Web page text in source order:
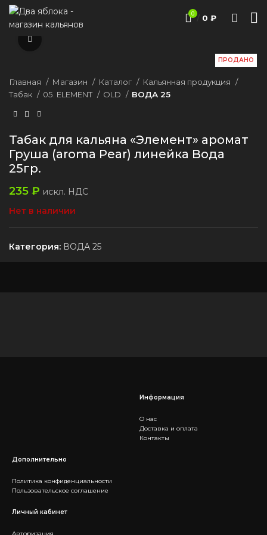
0 / 0 ₽
ПРОДАНО
Главная Магазин Каталог
Кальянная продукция
Табак
05. ELEMENT ОLD ВОДА 25
Табак для кальяна «Элемент» аромат
Груша (aroma Рear) линейка Вода
25гр.
235 ₽ искл. НДС
Нет в наличии
Категория: ВОДА 25
Информация
О нас
Доставка и оплата
Контакты
Дополнительно
Политика конфиденциальности
Пользовательское соглашение
Личный кабинет
Авторизация